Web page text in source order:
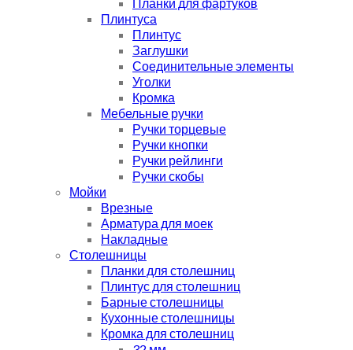
Плинтуса
Плинтус
Заглушки
Соединительные элементы
Уголки
Кромка
Мебельные ручки
Ручки торцевые
Ручки кнопки
Ручки рейлинги
Ручки скобы
Мойки
Врезные
Арматура для моек
Накладные
Столешницы
Планки для столешниц
Плинтус для столешниц
Барные столешницы
Кухонные столешницы
Кромка для столешниц